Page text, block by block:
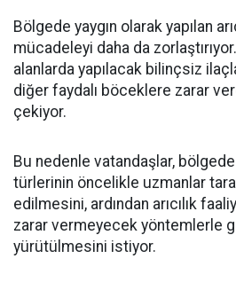
Bölgede yaygın olarak yapılan
mücadeleyi daha da
alanlarda yapılacak bilinçsiz
diğer faydalı böceklere zarar
çekiyor.
Bu nedenle vatandaşlar,
türlerinin öncelikle uzmanlar
edilmesini, ardından arıcılık
zarar vermeyecek yöntemlerle
yürütülmesini istiyor.